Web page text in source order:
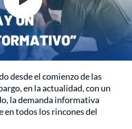
desde el comienzo de las
en la actualidad, con un
la demanda informativa
en todos los rincones del